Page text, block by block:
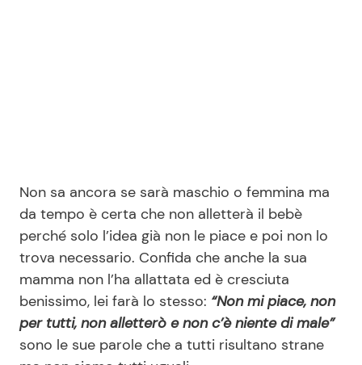
Non sa ancora se sarà maschio o femmina ma
da tempo è certa che non alletterà il bebè
perché solo l’idea già non le piace e poi non lo
trova necessario. Confida che anche la sua
mamma non l’ha allattata ed è cresciuta
benissimo, lei farà lo stesso: “Non mi piace, non
per tutti, non alletterò e non c’è niente di male”
sono le sue parole che a tutti risultano strane